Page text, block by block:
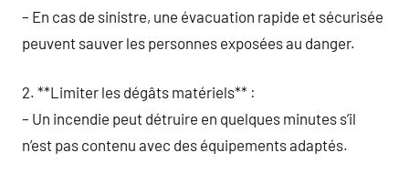
– En cas de sinistre, une évacuation rapide et sécurisée
peuvent sauver les personnes exposées au danger.
2. **Limiter les dégâts matériels** :
– Un incendie peut détruire en quelques minutes s’il
n’est pas contenu avec des équipements adaptés.